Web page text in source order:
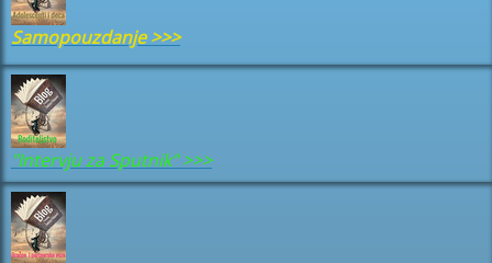
Samopouzdanje>>>
"Intervju za Sputnik" >>>